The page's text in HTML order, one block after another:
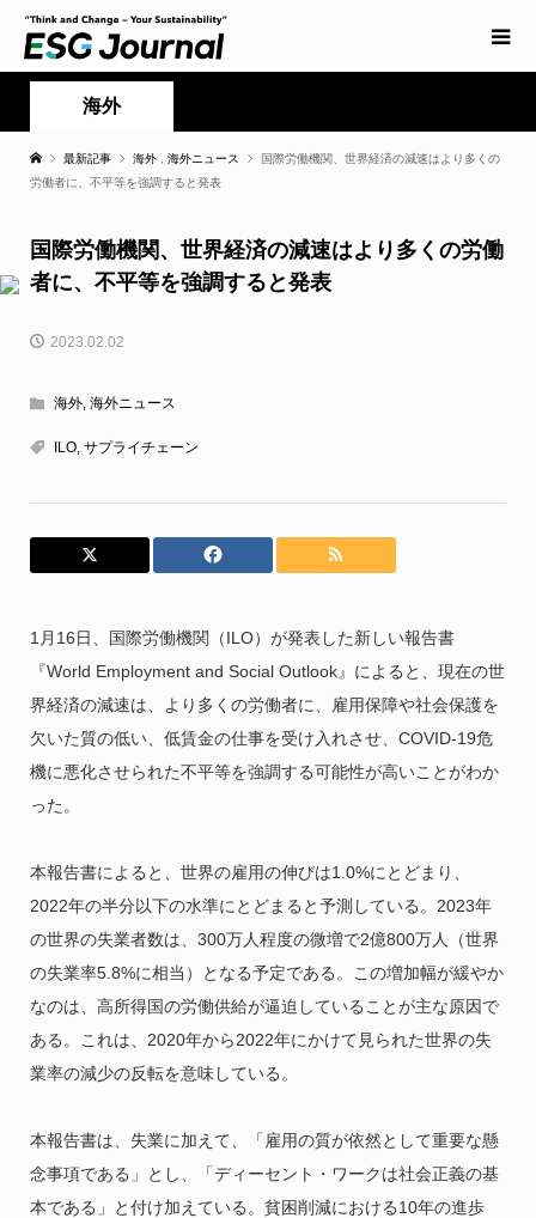
海外
最新記事 海外 海外ニュース
国際労働機関、世界経済の減速はより多くの
労働者に、不平等を強調すると発表
国際労働機関、世界経済の減速はより多くの労働
者に、不平等を強調すると発表
2023.02.02
海外, 海外ニュース
ILO, サプライチェーン
1月16日、国際労働機関（ILO）が発表した新しい報告書
『World Employment and Social Outlook』によると、現在の世
界経済の減速は、より多くの労働者に、雇用保障や社会保護を
欠いた質の低い、低賃金の仕事を受け入れさせ、COVID-19危
機に悪化させられた不平等を強調する可能性が高いことがわか
った。
本報告書によると、世界の雇用の伸びは1.0%にとどまり、
2022年の半分以下の水準にとどまると予測している。2023年
の世界の失業者数は、300万人程度の微増で2億800万人（世界
の失業率5.8%に相当）となる予定である。この増加幅が緩やか
なのは、高所得国の労働供給が逼迫していることが主な原因で
ある。これは、2020年から2022年にかけて見られた世界の失
業率の減少の反転を意味している。
本報告書は、失業に加えて、「雇用の質が依然として重要な懸
念事項である」とし、「ディーセント・ワークは社会正義の基
本である」と付け加えている。貧困削減における10年の進歩